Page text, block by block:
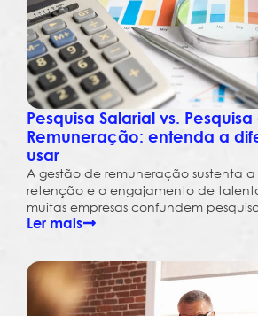
Pesquisa Salarial vs.
Remuneração: entenda a
usar
A gestão de remuneração sustenta
retenção e o engajamento de
muitas empresas confundem
Ler mais